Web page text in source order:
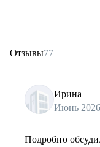
Отзывы77
Ирина
Июнь 2026
Подробно